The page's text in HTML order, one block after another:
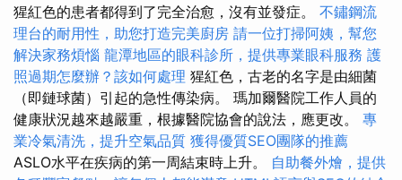
猩紅色的患者都得到了完全治愈，沒有並發症。 不鏽鋼流
理台的耐用性，助您打造完美廚房 請一位打掃阿姨，幫您
解決家務煩惱 龍潭地區的眼科診所，提供專業眼科服務 護
照過期怎麼辦？該如何處理 猩紅色，古老的名字是由細菌
（即鏈球菌）引起的急性傳染病。 瑪加爾醫院工作人員的
健康狀況越來越嚴重，根據醫院協會的說法，應更改。 專
業冷氣清洗，提升空氣品質 獲得優質SEO團隊的推薦
ASLO水平在疾病的第一周結束時上升。 自助餐外燴，提供